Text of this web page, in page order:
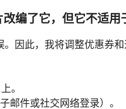
编了它，但它不适用
因此，我将调整优惠券和
。
邮件或社交网络登录）。